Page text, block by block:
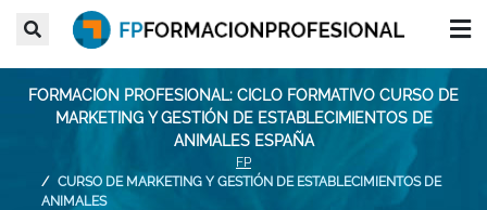
FORMACION PROFESIONAL: CICLO FORMATIVO CURSO DE
MARKETING Y GESTIÓN DE ESTABLECIMIENTOS DE
ANIMALES ESPAÑA
FP
CURSO DE MARKETING Y GESTIÓN DE ESTABLECIMIENTOS DE
ANIMALES